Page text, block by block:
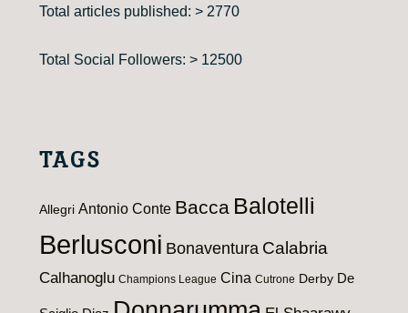
Total articles published: > 2770
Total Social Followers: > 12500
TAGS
Allegri Antonio Conte Bacca Balotelli
Berlusconi Bonaventura Calabria
Calhanoglu Champions League Cina Cutrone Derby De